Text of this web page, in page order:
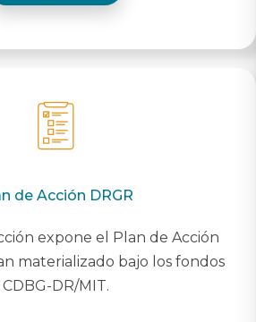
de Acción DRGR
expone el Plan de Acción
materializado bajo los fondos
CDBG-DR/MIT.